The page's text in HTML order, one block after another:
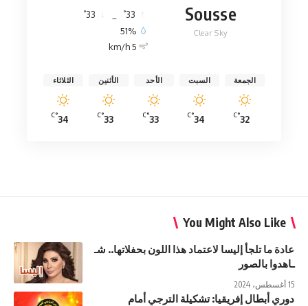
Sousse
Clear Sky
33
°
33
°
51%
5 km/h
الجمعة
32
°C
السبت
34
°C
الأحد
33
°C
الأثنين
33
°C
الثلاثاء
34
°C
You Might Also Like
عادة ما تلجأ إليسا لاعتماد هذا اللون بحفلاتها.. شـ
ـاهدوا بالصور
15 أغسطس، 2024
دوري أبطال إفريقيا: تشكيلة الترجي أمام